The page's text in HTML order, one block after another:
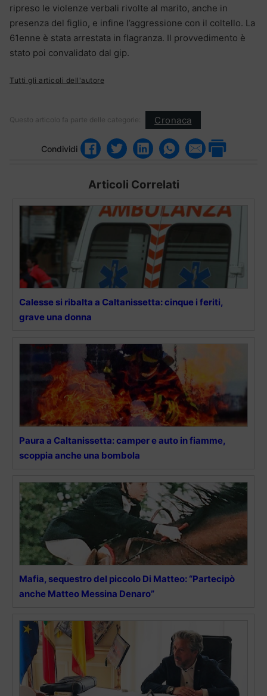
ripreso le violenze verbali rivolte al marito, anche in
presenza del figlio, e infine l’aggressione con il coltello. La
61enne è stata arrestata in flagranza. Il provvedimento è
stato poi convalidato dal gip.
Tutti gli articoli dell'autore
Questo articolo fa parte delle categorie: Cronaca
Condividi
Articoli Correlati
Calesse si ribalta a Caltanissetta: cinque i feriti,
grave una donna
Paura a Caltanissetta: camper e auto in fiamme,
scoppia anche una bombola
Mafia, sequestro del piccolo Di Matteo: “Partecipò
anche Matteo Messina Denaro”